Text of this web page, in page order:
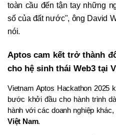
toàn cầu đến tận tay những
số của đất nước", ông David
nói.
Aptos cam kết trở thành
cho hệ sinh thái Web3 tại
Vietnam Aptos Hackathon 2025
bước khởi đầu cho hành trình
Việt Nam.